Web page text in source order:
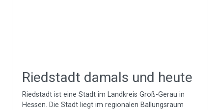
Riedstadt damals und heute
Riedstadt ist eine Stadt im Landkreis Groß-Gerau in
Hessen. Die Stadt liegt im regionalen Ballungsraum